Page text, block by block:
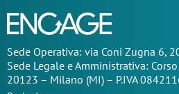
Sede Operativa: via Coni Zugna 6,
Sede Legale e Amministrativa:
20123 – Milano (MI) – P.IVA